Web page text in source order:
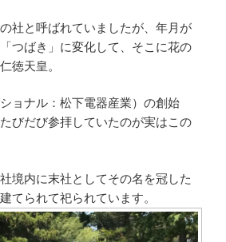
社と呼ばれていましたが、年月が
つばき」に変化して、そこに花の
徳天皇。
ョナル：松下電器産業）の創始
びだび参拝していたのが実はこの
境内に末社としてその名を冠した
てられて祀られています。